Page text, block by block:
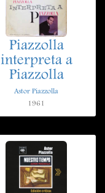
Piazzolla
interpreta a
Piazzolla
Astor Piazzolla
1961